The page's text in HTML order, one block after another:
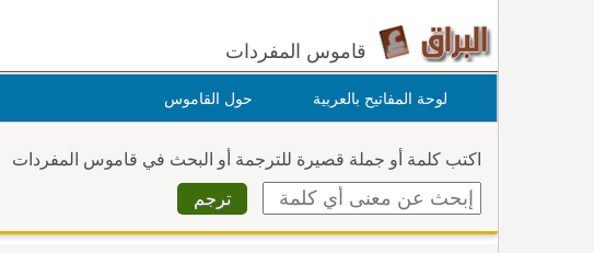
قاموس المفردات
لوحة المفاتيح بالعربية حول القاموس
اكتب كلمة أو جملة قصيرة للترجمة أو البحث في قاموس المفردات